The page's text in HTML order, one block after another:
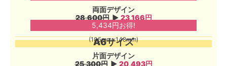
両面デザイン
28,600円 ▶︎23,166円
5,434円お得!
A6サイズ
(105mm×148mm)
片面デザイン
25,300円 ▶︎ 20,493円